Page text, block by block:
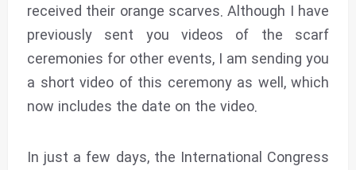
received their orange scarves. Although I have
previously sent you videos of the scarf
ceremonies for other events, I am sending you
a short video of this ceremony as well, which
now includes the date on the video.
In just a few days, the International Congress